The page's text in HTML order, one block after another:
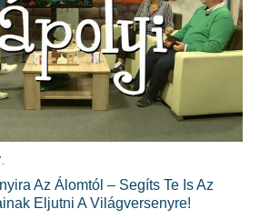
Az Álomtól – Segíts Te Is Az
Eljutni A Világversenyre!